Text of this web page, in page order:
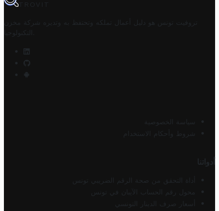
TROVIT
تروفيت تونس هو دليل أعمال تملكه وتحتفظ به وتديره
شركة مخزن
التكنولوجيا
سياسة الخصوصية
شروط وأحكام الاستخدام
أدواتنا
أداة التحقق من صحة الرقم الضريبي تونس
محول رقم الحساب الآيبان في تونس
أسعار صرف الدينار التونسي